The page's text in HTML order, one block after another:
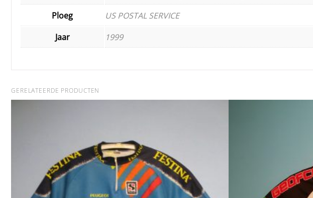
Ploeg
US POSTAL SERVICE
Jaar
1999
GERELATEERDE PRODUCTEN